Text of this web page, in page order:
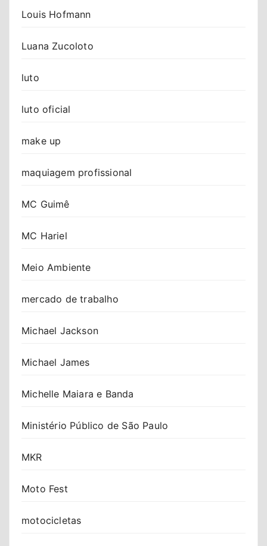
Louis Hofmann
Luana Zucoloto
luto
luto oficial
make up
maquiagem profissional
MC Guimê
MC Hariel
Meio Ambiente
mercado de trabalho
Michael Jackson
Michael James
Michelle Maiara e Banda
Ministério Público de São Paulo
MKR
Moto Fest
motocicletas